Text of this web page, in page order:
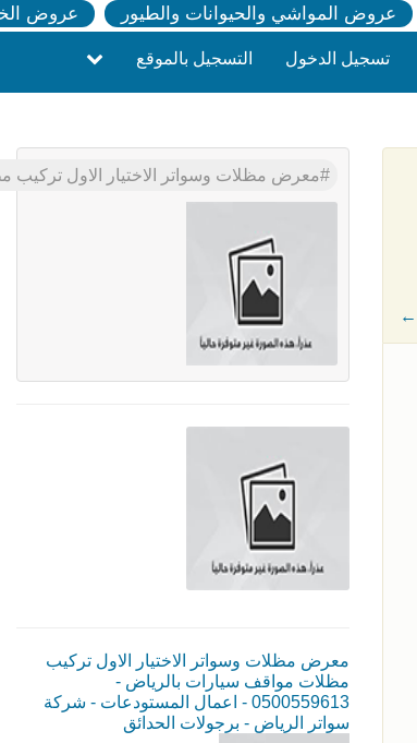
عروض المواشي والحيوانات والطيور عروض
تسجيل الدخول التسجيل بالموقع
معرض مظلات وسواتر الاختيار الاول تركيب مظلات مواقف سيارات بالرياض -
معرض مظلات وسواتر الاختيار الاول تركيب
مظلات مواقف سيارات بالرياض -
0500559613 - اعمال المستودعات - شركة
سواتر الرياض - برجولات الحدائق